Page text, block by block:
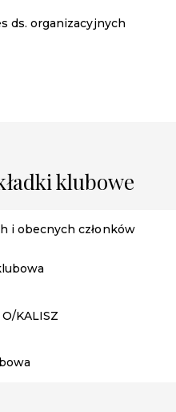
ds. organizacyjnych
klubowe
i obecnych członków
KALISZ